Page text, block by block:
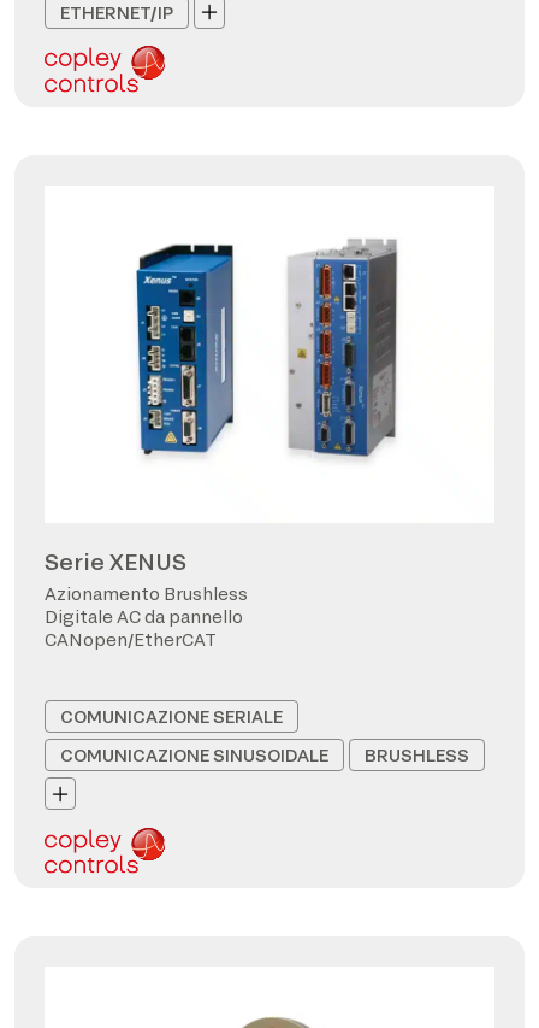
ETHERNET/IP
Serie XENUS
Azionamento Brushless
Digitale AC da pannello
CANopen/EtherCAT
COMUNICAZIONE SERIALE
COMUNICAZIONE SINUSOIDALE
BRUSHLESS